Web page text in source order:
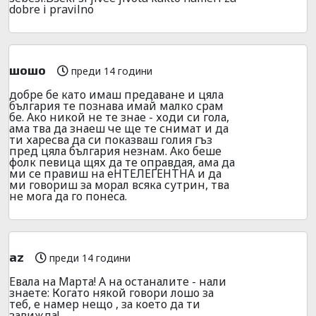
dobre i pravilno
шошо преди 14 години
добре бе като имаш предаване и цяла
българия те познава имай малко срам
бе. Ако никой не те знае - ходи си гола,
ама тва да знаеш че ще те снимат и да
ти харесва да си показваш голия гъз
пред цяла българия незнам. Ако беше
фолк певица щях да те оправдая, ама да
ми се правиш на еНТЕЛЕГЕНТНА и да
ми говориш за морал всяка сутрин, тва
не мога да го понеса.
az преди 14 години
Евала на Марта! А на останалите - нали
знаете: Когато някой говори лошо за
теб, е намер нещо , за което да ти